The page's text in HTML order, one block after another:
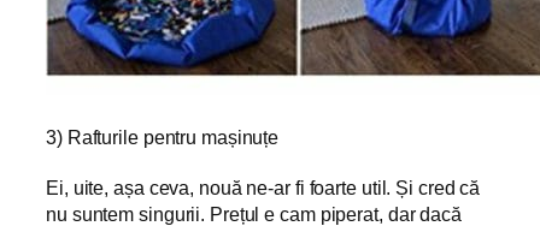
3) Rafturile pentru mașinuțe
Ei, uite, așa ceva, nouă ne-ar fi foarte util. Și cred că
nu suntem singurii. Prețul e cam piperat, dar dacă